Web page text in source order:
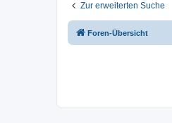
Zur erweiterten Suche
Foren-Übersicht